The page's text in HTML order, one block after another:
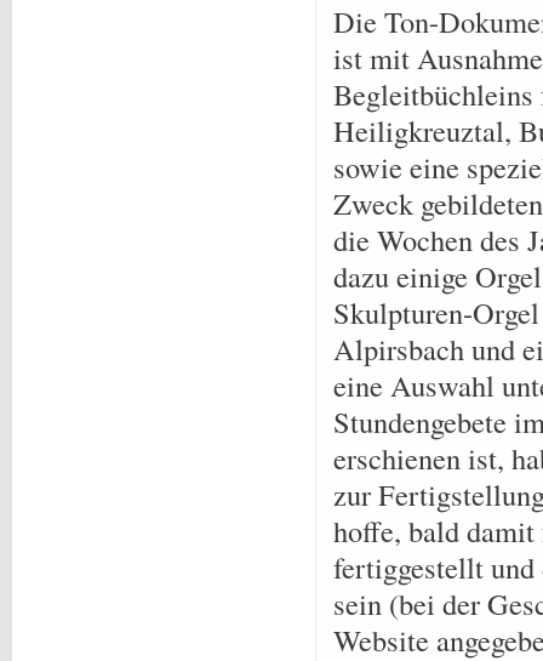
Die Ton-
ist mit
Begleitbüchleins
Heiligkreuztal,
sowie eine
Zweck
die Wochen des
dazu einige
Skulpturen-
Alpirsbach und
eine Auswahl
Stundengebete
erschienen ist,
zur
hoffe, bald
fertiggestellt
sein (bei der
Website